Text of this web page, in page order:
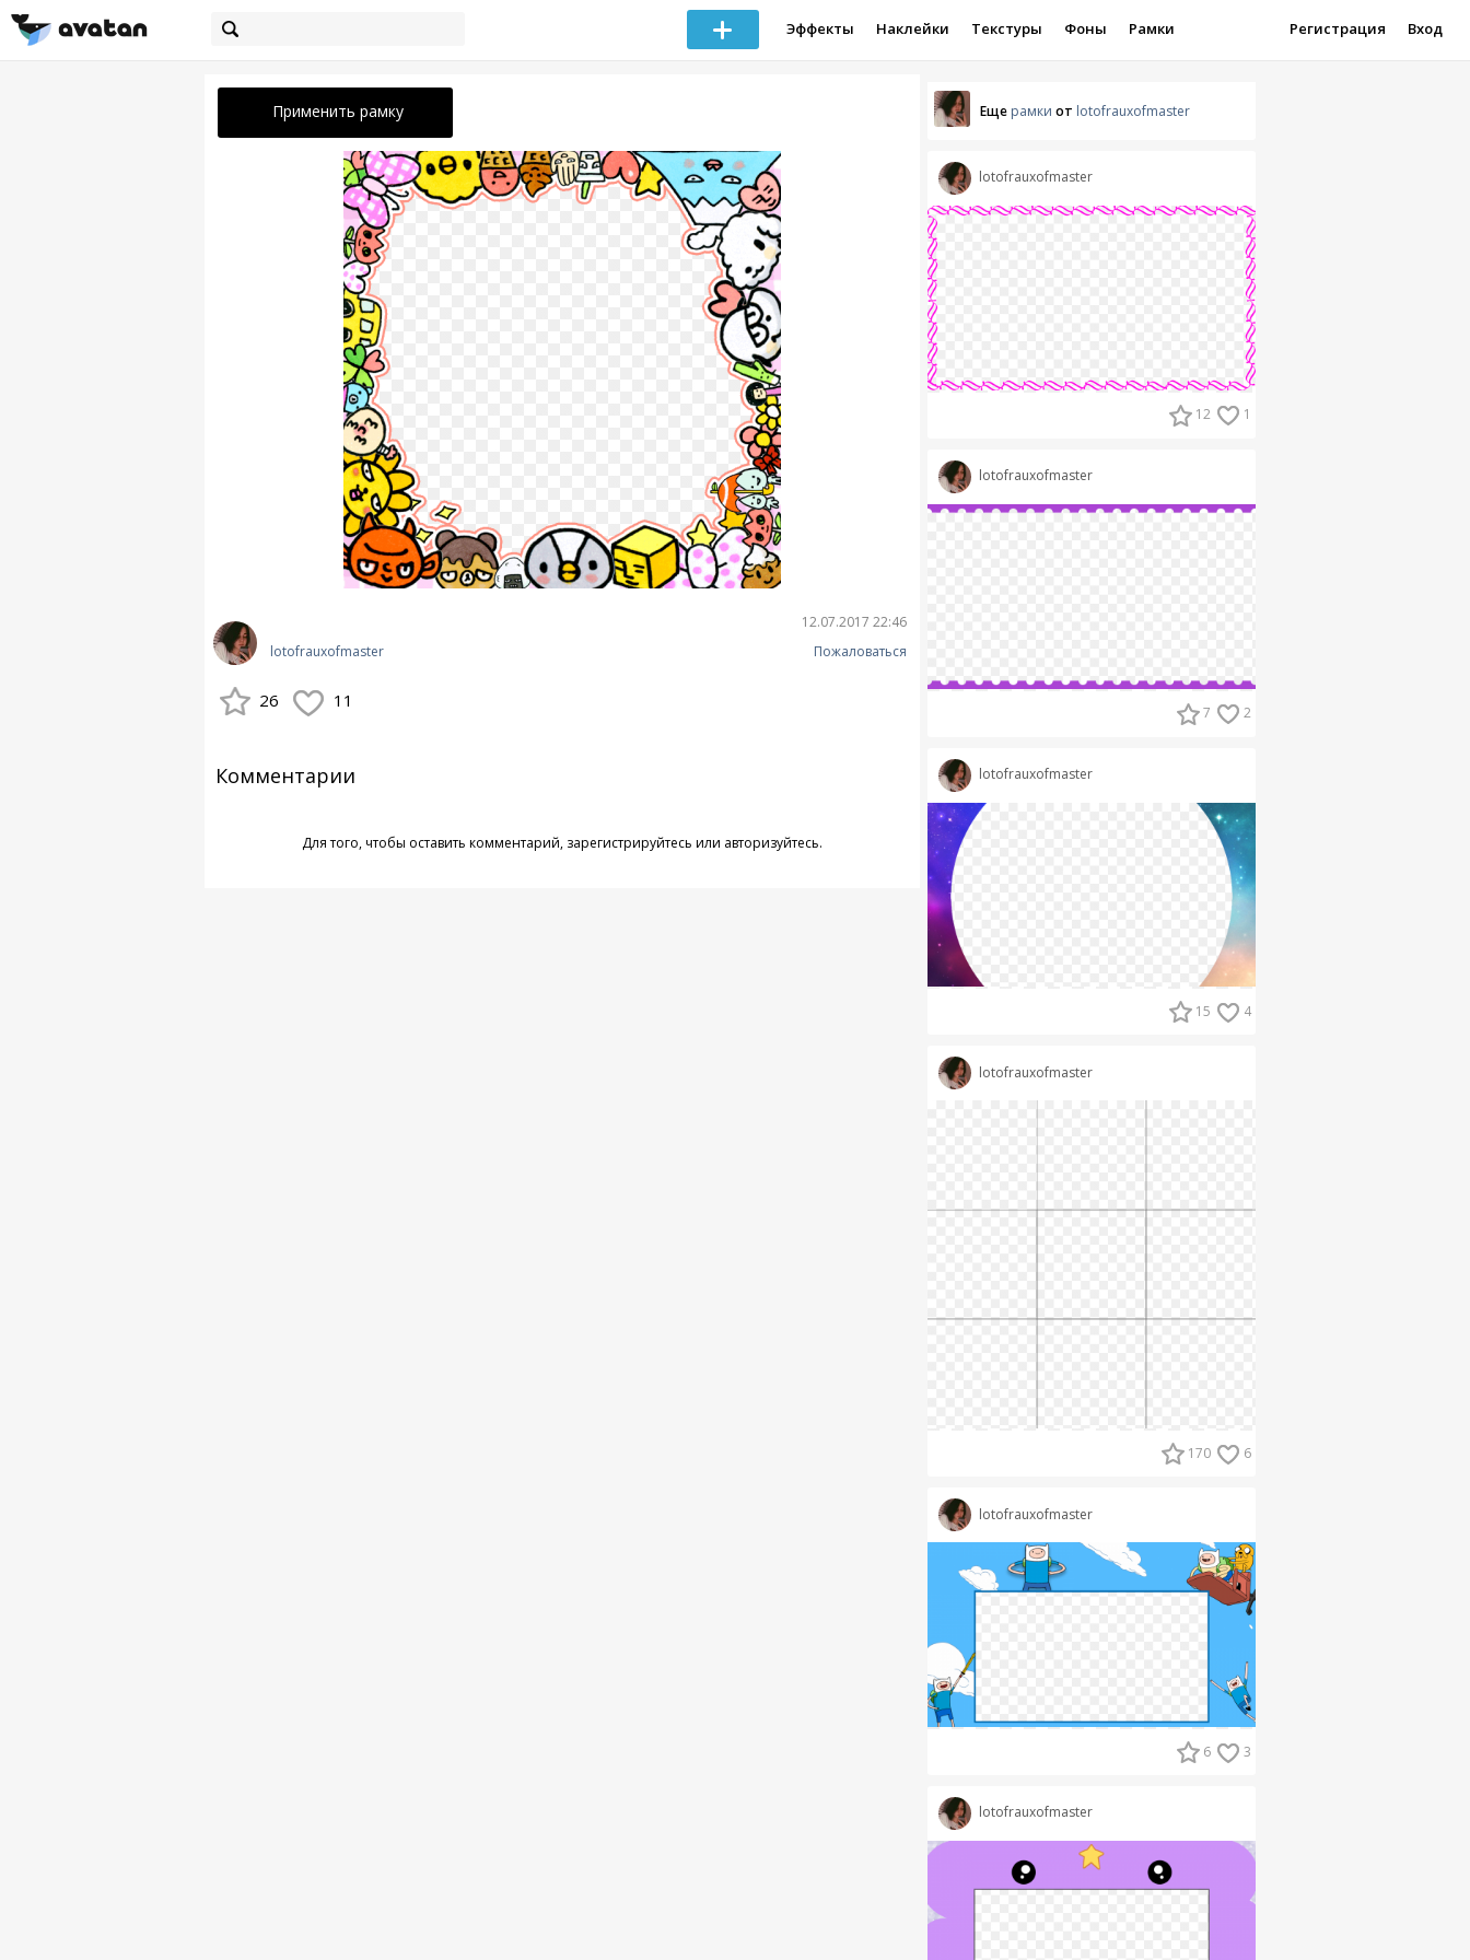
Эффекты Наклейки Текстуры Фоны Рамки Регистрация Вход
Применить рамку
lotofrauxofmaster
12.07.2017 22:46
Пожаловаться
26 11
Комментарии
Для того, чтобы оставить комментарий, зарегистрируйтесь или авторизуйтесь.
Еще рамки от lotofrauxofmaster
lotofrauxofmaster
12 1
lotofrauxofmaster
7 2
lotofrauxofmaster
15 4
lotofrauxofmaster
170 6
lotofrauxofmaster
6 3
lotofrauxofmaster